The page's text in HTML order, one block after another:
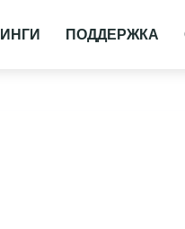
ПОДДЕРЖКА